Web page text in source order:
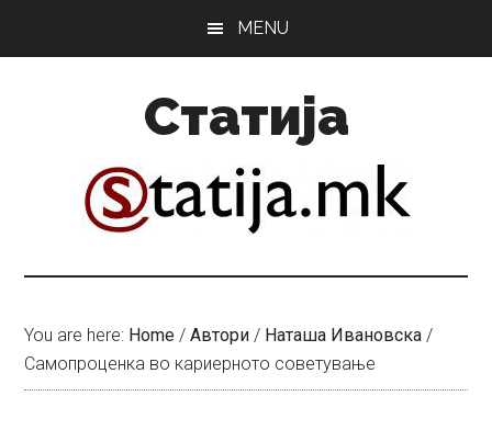
MENU
Статија
You are here: Home / Автори / Наташа Ивановска /
Самопроценка во кариерното советување